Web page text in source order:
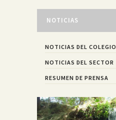
NOTICIAS
NOTICIAS DEL COLEGIO
NOTICIAS DEL SECTOR
RESUMEN DE PRENSA